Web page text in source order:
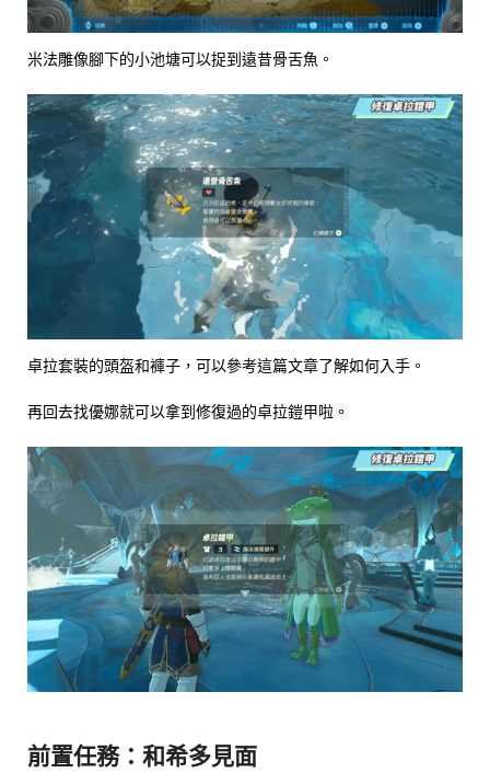
米法雕像腳下的小池塘可以捉到遠昔骨舌魚。
卓拉套裝的頭盔和褲子，可以參考這篇文章了解如何入手。
再回去找優娜就可以拿到修復過的卓拉鎧甲啦。
前置任務：和希多見面